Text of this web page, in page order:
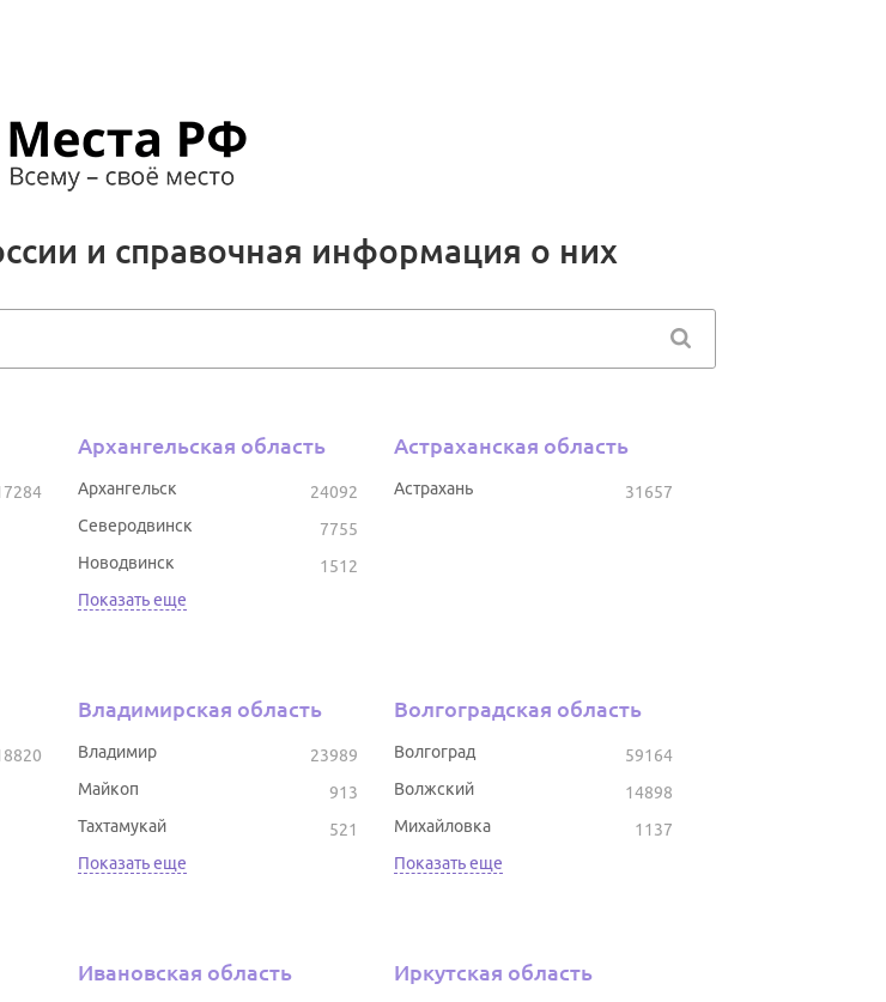
и справочная информация о них
Архангельская область
24092
Архангельск
7755
Северодвинск
1512
Новодвинск
Показать еще
Астраханская область
31657
Астрахань
Владимирская область
23989
Владимир
913
Майкоп
521
Тахтамукай
Показать еще
Волгоградская область
59164
Волгоград
14898
Волжский
1137
Михайловка
Показать еще
Ивановская область Иркутская область